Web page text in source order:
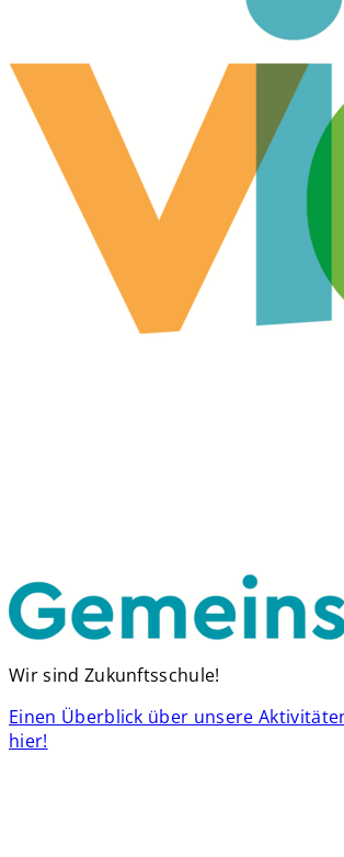
Wir sind Zukunftsschule!
Einen Überblick über unsere
hier!